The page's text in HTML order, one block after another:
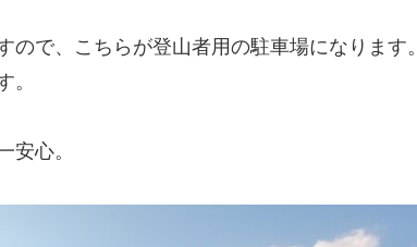
で、こちらが登山者用の駐車場になります。
。
安心。